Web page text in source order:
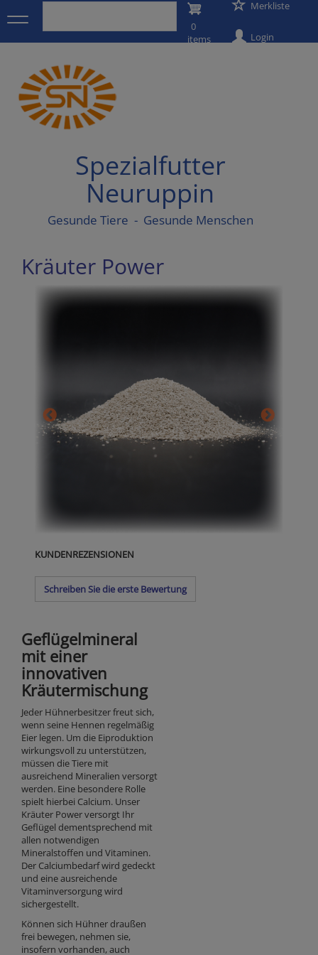
zum
User
account
Merkliste
Login
0
items
Spezialfutter
Neuruppin
Gesunde Tiere - Gesunde Menschen
Kräuter Power
KUNDENREZENSIONEN
Schreiben Sie die erste Bewertung
Geflügelmineral
mit einer
innovativen
Kräutermischung
Jeder Hühnerbesitzer freut sich,
wenn seine Hennen regelmäßig
Eier legen. Um die Eiproduktion
wirkungsvoll zu unterstützen,
müssen die Tiere mit
ausreichend Mineralien versorgt
werden. Eine besondere Rolle
spielt hierbei Calcium. Unser
Kräuter Power versorgt Ihr
Geflügel dementsprechend mit
allen notwendigen
Mineralstoffen und Vitaminen.
Der Calciumbedarf wird gedeckt
und eine ausreichende
Vitaminversorgung wird
sichergestellt.
Können sich Hühner draußen
frei bewegen, nehmen sie,
insofern vorhanden, auch